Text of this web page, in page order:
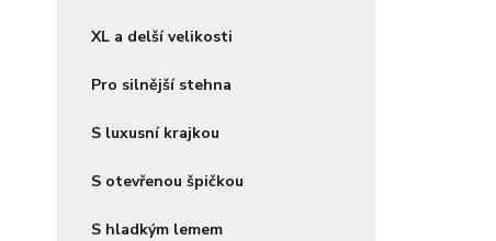
XL a delší velikosti
Pro silnější stehna
S luxusní krajkou
S otevřenou špičkou
S hladkým lemem